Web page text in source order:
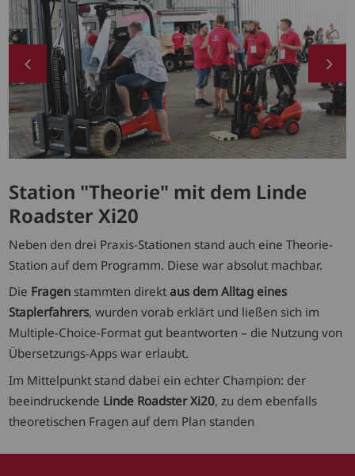
Station "Theorie" mit dem Linde
Roadster Xi20
Neben den drei Praxis-Stationen stand auch eine Theorie-
Station auf dem Programm. Diese war absolut machbar.
Die Fragen stammten direktaus dem Alltag eines
Staplerfahrers, wurden vorab erklärt und ließen sich im
Multiple-Choice-Format gut beantworten – die Nutzung von
Übersetzungs-Apps war erlaubt.
Im Mittelpunkt stand dabei ein echter Champion: der
beeindruckende Linde Roadster Xi20, zu dem ebenfalls
theoretischen Fragen auf dem Plan standen